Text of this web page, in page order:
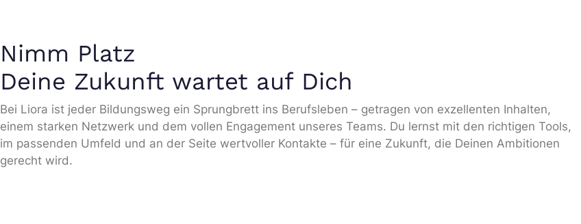
Nimm Platz
Deine Zukunft wartet auf Dich
Bei Liora ist jeder Bildungsweg ein Sprungbrett ins Berufsleben – getragen von exzellenten Inhalten,
einem starken Netzwerk und dem vollen Engagement unseres Teams. Du lernst mit den richtigen Tools,
im passenden Umfeld und an der Seite wertvoller Kontakte – für eine Zukunft, die Deinen Ambitionen
gerecht wird.